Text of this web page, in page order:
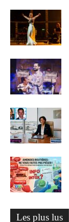
Les plus lus